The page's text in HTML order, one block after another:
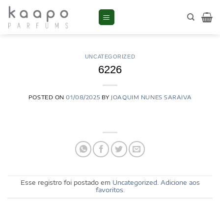
Skip
content
UNCATEGORIZED
6226
POSTED ON01/08/2025 BY JOAQUIM NUNES SARAIVA
Esse registro foi postado em Uncategorized. Adicione aos
favoritos